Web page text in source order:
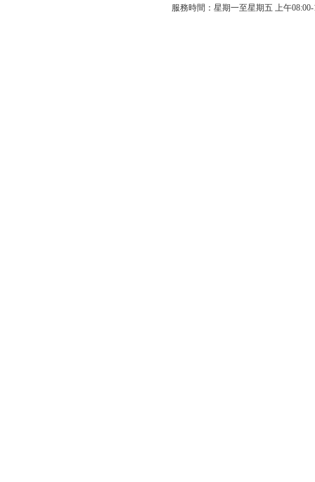
服務時間：星期一至星期五 上午